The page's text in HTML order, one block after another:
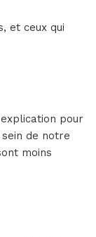
et ceux qui
pour
de notre
moins